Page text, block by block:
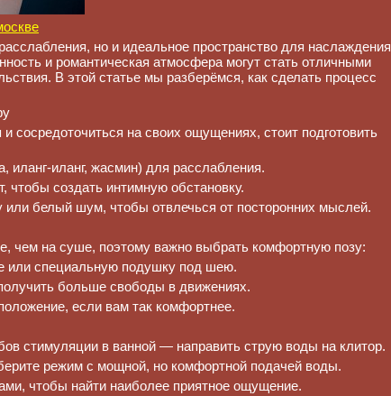
но и идеальное пространство для наслаждения
и романтическая атмосфера могут стать отличными
В этой статье мы разберёмся, как сделать процесс
сосредоточиться на своих ощущениях, стоит подготовить
иланг, жасмин) для расслабления.
чтобы создать интимную обстановку.
белый шум, чтобы отвлечься от посторонних мыслей.
чем на суше, поэтому важно выбрать комфортную позу:
или специальную подушку под шею.
больше свободы в движениях.
если вам так комфортнее.
стимуляции в ванной — направить струю воды на клитор.
режим с мощной, но комфортной подачей воды.
чтобы найти наиболее приятное ощущение.